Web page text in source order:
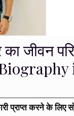
का जीवन
प्राप्त करने के